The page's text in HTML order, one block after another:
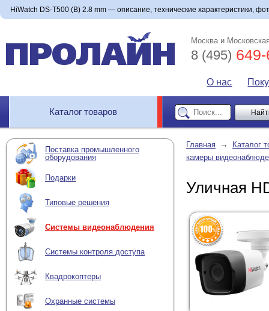
HiWatch DS-T500 (B) 2.8 mm — описание, технические характеристики,
Москва и
8 (495)
О нас
Каталог товаров
Поставка промышленного
оборудования
Подарки
Типовые решения
Системы видеонаблюдения
Системы контроля доступа
Квадрокоптеры
Охранные системы
Главная →
Каталог
камеры
Уличная